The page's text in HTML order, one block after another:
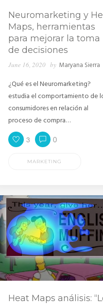
Neuromarketing y
Maps, herramientas
para mejorar la toma
de decisiones
June 16, 2020 by Maryana Sierra
¿Qué es el Neuromarketing?
estudia el comportamiento de
consumidores en relación al
proceso de compra…
3 0
MARKETING
Heat Maps análisis: